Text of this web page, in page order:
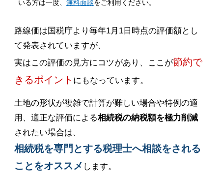
いる方は一度、 無料面談をご利用ください。
路線価は国税庁より毎年1月1日時点の評価額とし
て発表されていますが、
実はこの評価の見方にコツがあり、ここが節約で
きるポイント にもなっています。
土地の形状が複雑で計算が難しい場合や特例の適
用、適正な評価による相続税の納税額を極力削減
されたい場合は、
相続税を専門とする税理士へ相談をされる
ことをオススメ します。